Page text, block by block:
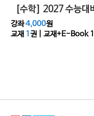
[수학] 2027 수능
강좌4,000원
교재 1 권 | 교재+E-Book